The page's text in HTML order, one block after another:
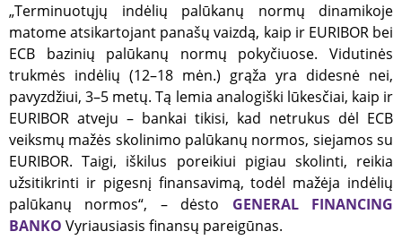
„Terminuotųjų indėlių palūkanų normų dinamikoje
matome atsikartojant panašų vaizdą, kaip ir EURIBOR bei
ECB bazinių palūkanų normų pokyčiuose. Vidutinės
trukmės indėlių (12–18 mėn.) grąža yra didesnė nei,
pavyzdžiui, 3–5 metų. Tą lemia analogiški lūkesčiai, kaip ir
EURIBOR atveju – bankai tikisi, kad netrukus dėl ECB
veiksmų mažės skolinimo palūkanų normos, siejamos su
EURIBOR. Taigi, iškilus poreikiui pigiau skolinti, reikia
užsitikrinti ir pigesnį finansavimą, todėl mažėja indėlių
palūkanų normos“, – dėsto GENERAL FINANCING
BANKO Vyriausiasis finansų pareigūnas.